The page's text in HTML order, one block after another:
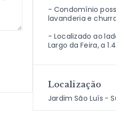
- Condomínio
lavanderia e
- Localizado ao
Largo da Feira, a
Localização
Jardim São Luís -